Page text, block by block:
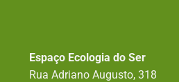
Espaço Ecologia do Ser
Rua Adriano Augusto, 318